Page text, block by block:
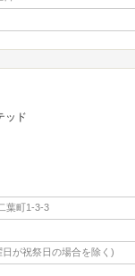
ッド
葉町1-3-3
が祝祭日の場合を除く)